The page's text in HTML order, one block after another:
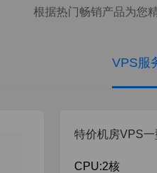
根据热门畅销产品为您
VPS服
特价机房VPS一
CPU:2核